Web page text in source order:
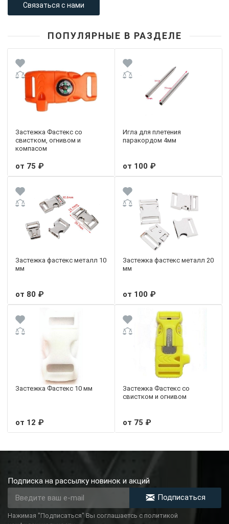
Связаться с нами
ПОПУЛЯРНЫЕ В РАЗДЕЛЕ
Застежка Фастекс со
свистком, огнивом и
компасом
от 75 ₽
Игла для плетения
паракордом 4мм
от 100 ₽
Застежка фастекс металл 10
мм
от 80 ₽
Застежка фастекс металл 20
мм
от 100 ₽
Застежка Фастекс 10 мм
от 12 ₽
Застежка Фастекс со
свистком и огнивом
от 75 ₽
Подписка на рассылку новинок и акций
Подписаться
Нажимая "Подписаться" Вы соглашаетсь с политикой